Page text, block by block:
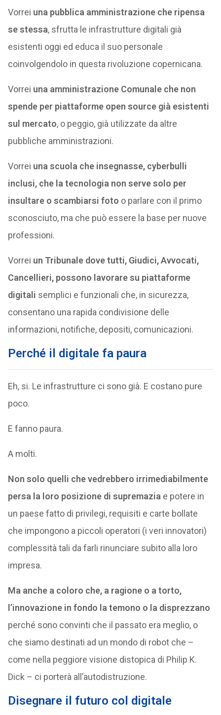
Vorrei una pubblica amministrazione che ripensa
se stessa, sfrutta le infrastrutture digitali già
esistenti oggi ed educa il suo personale
coinvolgendolo in questa rivoluzione copernicana.
Vorrei una amministrazione Comunale che non
spende per piattaforme open source già esistenti
sul mercato, o peggio, già utilizzate da altre
pubbliche amministrazioni.
Vorrei una scuola che insegnasse, cyberbulli
inclusi, che la tecnologia non serve solo per
insultare o scambiarsi foto o parlare con il primo
sconosciuto, ma che può essere la base per nuove
professioni.
Vorrei un Tribunale dove tutti, Giudici, Avvocati,
Cancellieri, possono lavorare su piattaforme
digitali semplici e funzionali che, in sicurezza,
consentano una rapida condivisione delle
informazioni, notifiche, depositi, comunicazioni.
Perché il digitale fa paura
Eh, si. Le infrastrutture ci sono già. E costano pure
poco.
E fanno paura.
A molti.
Non solo quelli che vedrebbero irrimediabilmente
persa la loro posizione di supremazia e potere in
un paese fatto di privilegi, requisiti e carte bollate
che impongono a piccoli operatori (i veri innovatori)
complessità tali da farli rinunciare subito alla loro
impresa.
Ma anche a coloro che, a ragione o a torto,
l’innovazione in fondo la temono o la disprezzano
perché sono convinti che il passato era meglio, o
che siamo destinati ad un mondo di robot che –
come nella peggiore visione distopica di Philip K.
Dick – ci porterà all’autodistruzione.
Disegnare il futuro col digitale